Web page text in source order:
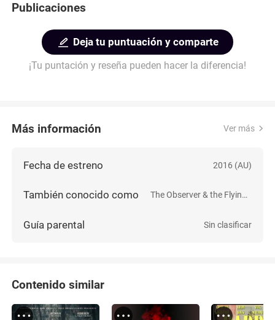
Publicaciones
Deja tu puntuación y comparte
¡Tu puntación y reseña pueden hacer la diferencia!
Más información Ver más
Fecha de estreno 2016 (AU)
También conocido como The Observer & the Flying Disc
Guía parental Sin clasificar
Contenido similar